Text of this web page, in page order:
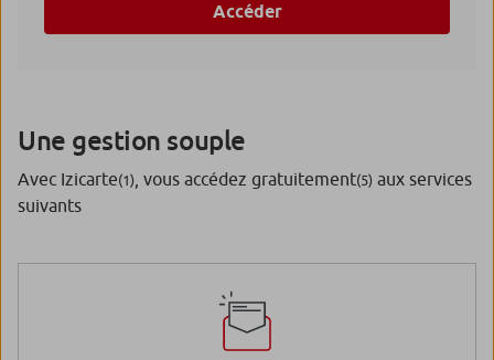
Accéder
Une gestion souple
Avec Izicarte(1) , vous accédez gratuitement(5) aux services
suivants